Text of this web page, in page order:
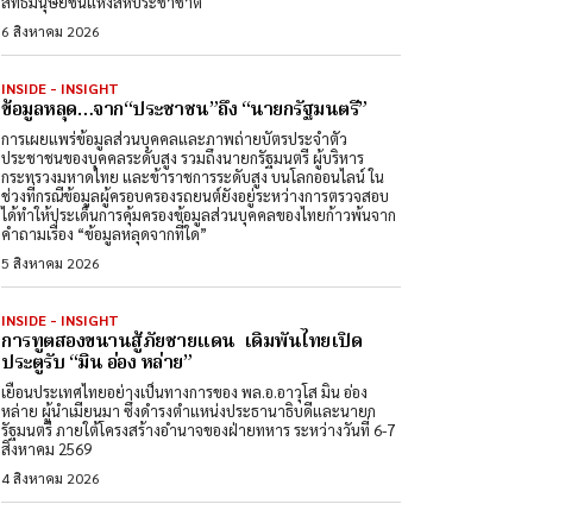
6 สิงหาคม 2026
INSIDE - INSIGHT
ข้อมูลหลุด…จาก“ประชาชน”ถึง “นายกรัฐมนตรี”
การเผยแพร่ข้อมูลส่วนบุคคลและภาพถ่ายบัตรประจำตัว
ประชาชนของบุคคลระดับสูง รวมถึงนายกรัฐมนตรี ผู้บริหาร
กระทรวงมหาดไทย และข้าราชการระดับสูง บนโลกออนไลน์ ใน
ช่วงที่กรณีข้อมูลผู้ครอบครองรถยนต์ยังอยู่ระหว่างการตรวจสอบ
ได้ทำให้ประเด็นการคุ้มครองข้อมูลส่วนบุคคลของไทยก้าวพ้นจาก
คำถามเรื่อง “ข้อมูลหลุดจากที่ใด”
5 สิงหาคม 2026
INSIDE - INSIGHT
การทูตสองขนานสู้ภัยชายแดน เดิมพันไทยเปิด
ประตูรับ “มิน อ่อง หล่าย”
เยือนประเทศไทยอย่างเป็นทางการของ พล.อ.อาวุโส มิน อ่อง
หล่าย ผู้นำเมียนมา ซึ่งดำรงตำแหน่งประธานาธิบดีและนายก
รัฐมนตรี ภายใต้โครงสร้างอำนาจของฝ่ายทหาร ระหว่างวันที่ 6-7
สิงหาคม 2569
4 สิงหาคม 2026